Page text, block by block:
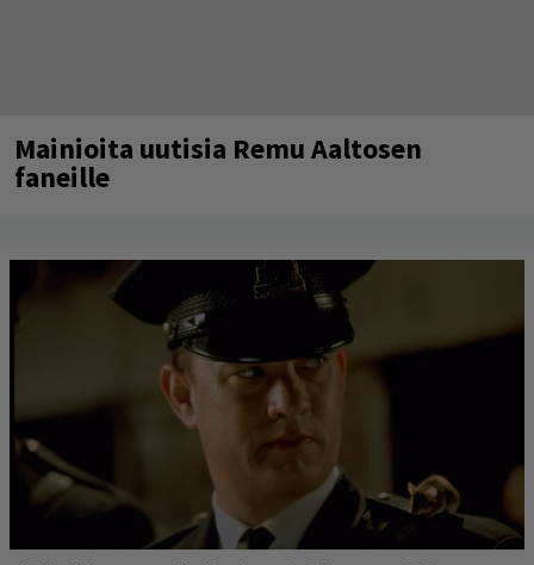
Mainioita uutisia Remu Aaltosen
faneille